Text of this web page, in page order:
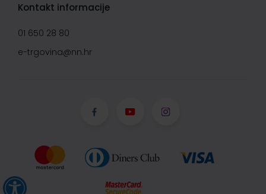
Kontakt informacije
01 650 28 80
e-trgovina@nn.hr